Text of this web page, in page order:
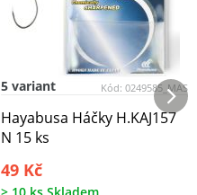
Kód: 0249585_MAS
5 variant
Hayabusa Háčky H.KAJ157
N 15 ks
49 Kč